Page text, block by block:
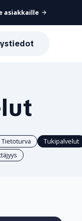
asiakkaille
Tietoturva Tukipalvelut